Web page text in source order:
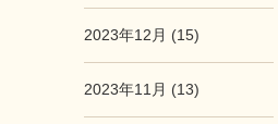
2023年12月 (15)
2023年11月 (13)